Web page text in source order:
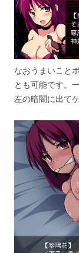
なおうまいこと
とも可能です。
左の暗闇に出て